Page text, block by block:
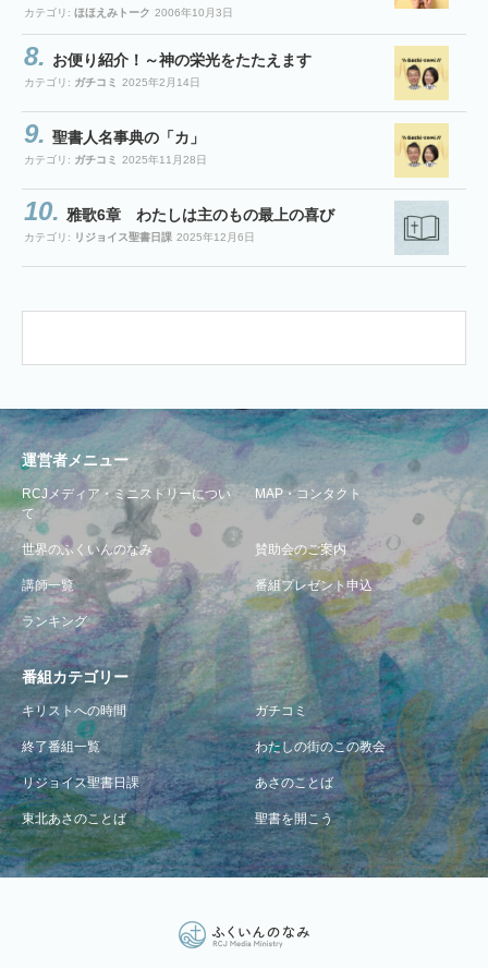
カテゴリ: ほほえみトーク 2006年10月3日
お便り紹介！～神の栄光をたたえます
カテゴリ: ガチコミ 2025年2月14日
聖書人名事典の「カ」
カテゴリ: ガチコミ 2025年11月28日
雅歌6章 わたしは主のもの最上の喜び
カテゴリ: リジョイス聖書日課 2025年12月6日
運営者メニュー
RCJメディア・ミニストリーについ
て
MAP・コンタクト
世界のふくいんのなみ 賛助会のご案内
講師一覧 番組プレゼント申込
ランキング
番組カテゴリー
キリストへの時間 ガチコミ
終了番組一覧 わたしの街のこの教会
リジョイス聖書日課 あさのことば
東北あさのことば 聖書を開こう